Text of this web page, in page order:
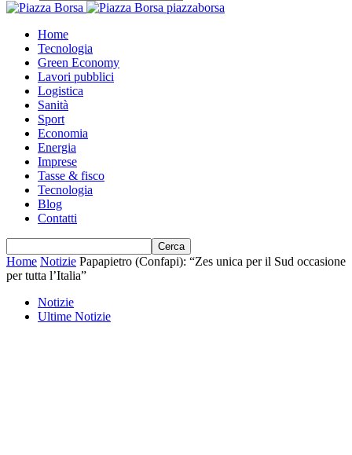
piazzaborsa
Home
Tecnologia
Green Economy
Lavori pubblici
Logistica
Sanità
Sport
Economia
Energia
Imprese
Tasse & fisco
Tecnologia
Blog
Contatti
Home Notizie Papapietro (Confapi): “Zes unica per il Sud occasione
per tutta l’Italia”
Notizie
Ultime Notizie